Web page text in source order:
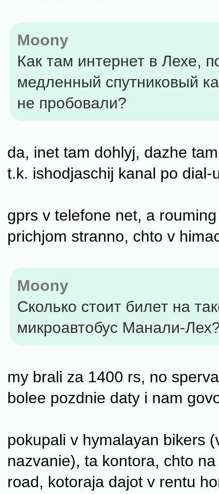
Moony
Как там интернет в Лехе,
медленный спутниковый
не пробовали?
da, inet tam dohlyj, dazhe
t.k. ishodjaschij kanal po dial-
gprs v telefone net, a
prichjom stranno, chto v
Moony
Сколько стоит билет на
микроавтобус Манали-
my brali za 1400 rs, no
bolee pozdnie daty i nam
pokupali v hymalayan bikers
nazvanie), ta kontora, chto
road, kotoraja dajot v rentu